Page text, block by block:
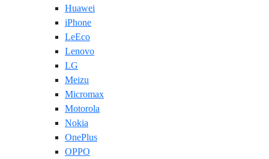
Huawei
iPhone
LeEco
Lenovo
LG
Meizu
Micromax
Motorola
Nokia
OnePlus
OPPO